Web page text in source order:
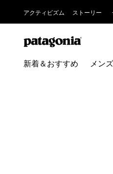
アクティビズム ストーリー
新着＆おすすめ メンズ